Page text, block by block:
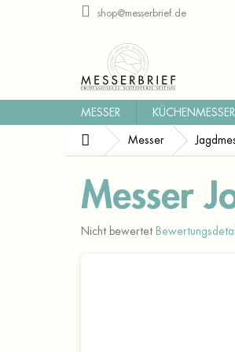
shop@messerbrief.de
MESSER KÜCHENMESSER
StartseiteMesser
Messer
Die
Nicht bewertet